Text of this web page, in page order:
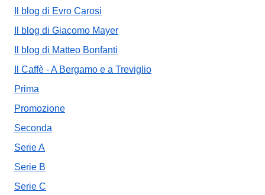
Il blog di Evro Carosi
Il blog di Giacomo Mayer
Il blog di Matteo Bonfanti
Il Caffè - A Bergamo e a Treviglio
Prima
Promozione
Seconda
Serie A
Serie B
Serie C